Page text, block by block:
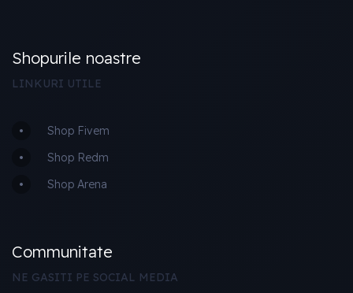
Shopurile noastre
LINKURI UTILE
Shop Fivem
Shop Redm
Shop Arena
Communitate
NE GASITI PE SOCIAL MEDIA